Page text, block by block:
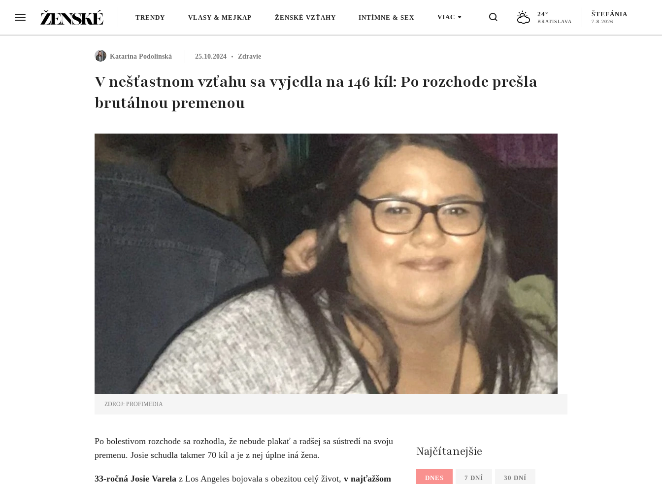
TRENDY VLASY & MEJKAP ŽENSKÉ VZŤAHY INTÍMNE & SEX VIAC 24°
BRATISLAVA
ŠTEFÁNIA
7.8.2026
Katarína Podolinská 25.10.2024 Zdravie
V nešťastnom vzťahu sa vyjedla na 146 kíl: Po rozchode prešla
brutálnou premenou
ZDROJ: PROFIMEDIA
Po bolestivom rozchode sa rozhodla, že nebude plakať a radšej sa sústredí na svoju
premenu. Josie schudla takmer 70 kíl a je z nej úplne iná žena.
33-ročná Josie Varela z Los Angeles bojovala s obezitou celý život, v najťažšom
Najčítanejšie
DNES 7 DNÍ 30 DNÍ